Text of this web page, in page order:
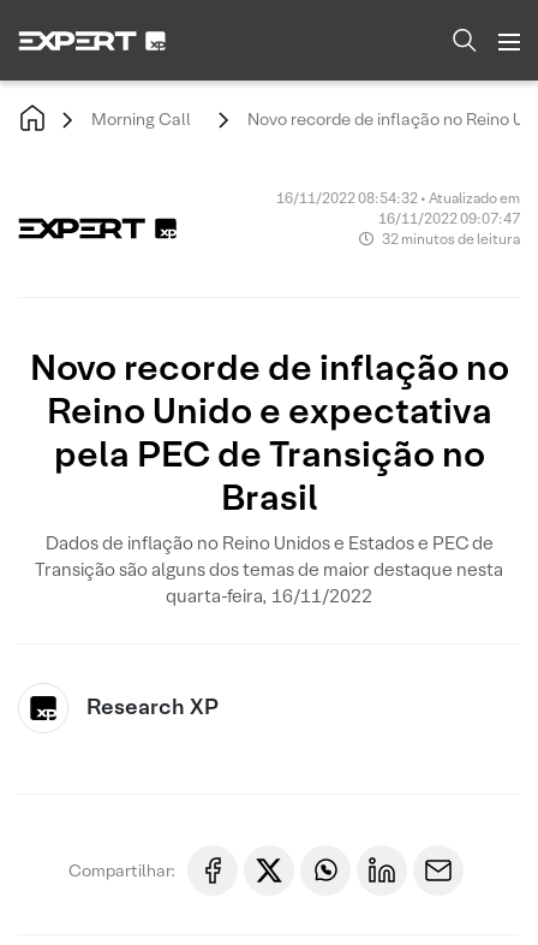
Morning Call Novo recorde de inflação no Reino
16/11/2022 08:54:32 • Atualizado em
16/11/2022 09:07:47
32 minutos de leitura
Novo recorde de inflação no
Reino Unido e expectativa
pela PEC de Transição no
Brasil
Dados de inflação no Reino Unidos e Estados e PEC de
Transição são alguns dos temas de maior destaque nesta
quarta-feira, 16/11/2022
Research XP
Compartilhar: